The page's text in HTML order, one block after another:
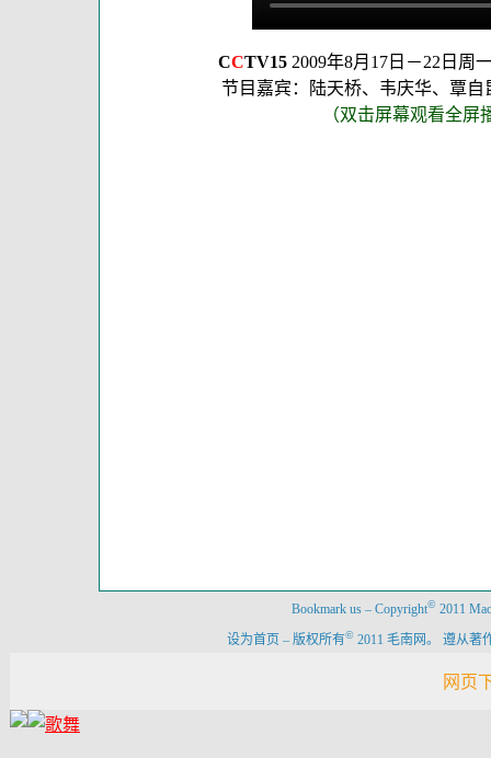
CCTV152009年8月17日－22日周
节目嘉宾：陆天桥、韦庆华、覃自
（双击屏幕观看全屏
Bookmark us – Copyright© 2011
设为首页 – 版权所有© 2011 毛南网。 遵从著
网页